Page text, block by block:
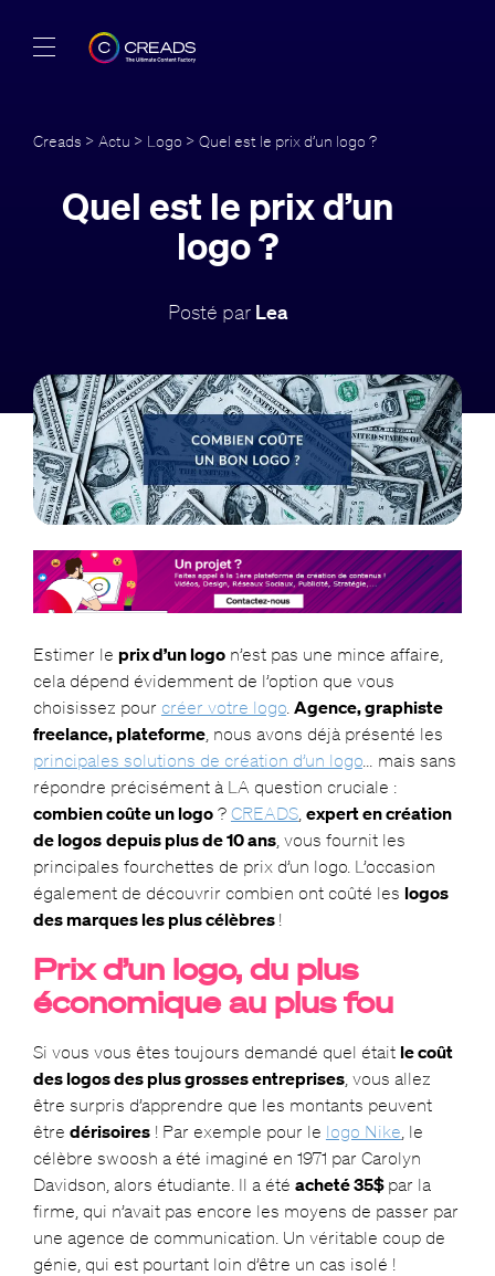
À propos
FR
Creads > Actu > Logo > Quel est le prix d’un logo ?
Quel est le prix d’un
logo ?
Posté par Lea
Estimer le prix d’un logon’est pas une mince affaire,
cela dépend évidemment de l’option que vous
choisissez pour créer votre logo. Agence, graphiste
freelance, plateforme, nous avons déjà présenté les
principales solutions de création d’un logo… mais sans
répondre précisément à LA question cruciale :
combien coûte un logo? CREADS, expert en création
de logos depuis plus de 10 ans, vous fournit les
principales fourchettes de prix d’un logo. L’occasion
également de découvrir combien ont coûté les logos
des marques les plus célèbres !
Prix d’un logo, du plus
économique au plus fou
Si vous vous êtes toujours demandé quel était le coût
des logos des plus grosses entreprises, vous allez
être surpris d’apprendre que les montants peuvent
être dérisoires! Par exemple pour le logo Nike , le
célèbre swoosh a été imaginé en 1971 par Carolyn
Davidson, alors étudiante. Il a été acheté 35$ par la
firme, qui n’avait pas encore les moyens de passer par
une agence de communication. Un véritable coup de
génie, qui est pourtant loin d’être un cas isolé !